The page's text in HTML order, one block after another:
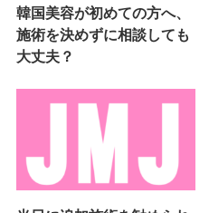
韓国美容が初めての方へ、
施術を決めずに相談しても
大丈夫？